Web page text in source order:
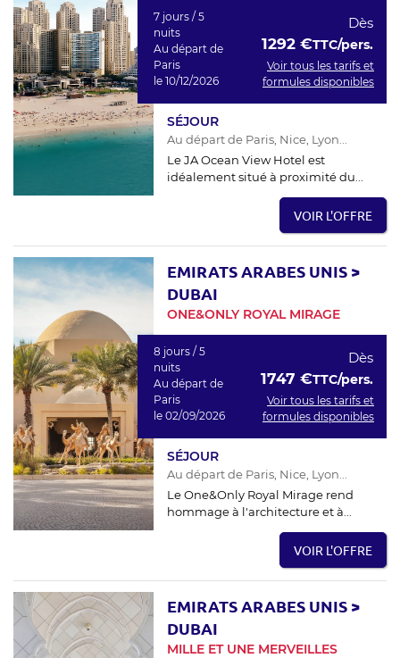
7 jours / 5
nuits
Au départ de
Paris
le 10/12/2026
Dès
1292 €TTC/pers.
Voir tous les tarifs et
formules disponibles
SÉJOUR
Au départ de Paris, Nice, Lyon...
Le JA Ocean View Hotel est
idéalement situé à proximité du...
VOIR L'OFFRE
EMIRATS ARABES UNIS >
DUBAI
ONE&ONLY ROYAL MIRAGE
8 jours / 5
nuits
Au départ de
Paris
le 02/09/2026
Dès
1747 €TTC/pers.
Voir tous les tarifs et
formules disponibles
SÉJOUR
Au départ de Paris, Nice, Lyon...
Le One&Only Royal Mirage rend
hommage à l'architecture et à...
VOIR L'OFFRE
EMIRATS ARABES UNIS >
DUBAI
MILLE ET UNE MERVEILLES